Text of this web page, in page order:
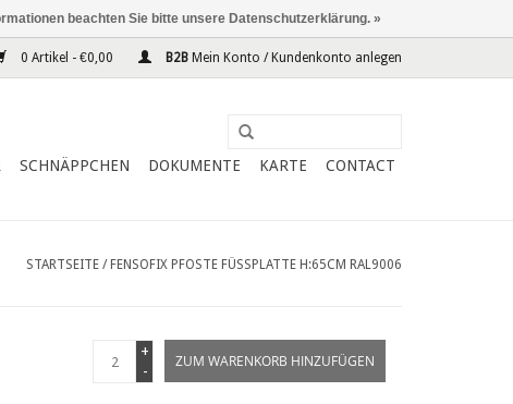
0 Artikel - €0,00 B2B Mein Konto / Kundenkonto anlegen
SCHNÄPPCHEN DOKUMENTE KARTE CONTACT
STARTSEITE / FENSOFIX PFOSTE FÜSSPLATTE H:65CM RAL9006
+
-
ZUM WARENKORB HINZUFÜGEN
beachten Sie bitte unsere Datenschutzerklärung. »